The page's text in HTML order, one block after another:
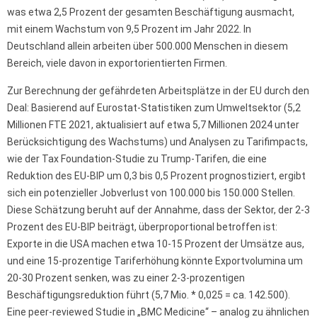
was etwa 2,5 Prozent der gesamten Beschäftigung ausmacht,
mit einem Wachstum von 9,5 Prozent im Jahr 2022. In
Deutschland allein arbeiten über 500.000 Menschen in diesem
Bereich, viele davon in exportorientierten Firmen.
Zur Berechnung der gefährdeten Arbeitsplätze in der EU durch den
Deal: Basierend auf Eurostat-Statistiken zum Umweltsektor (5,2
Millionen FTE 2021, aktualisiert auf etwa 5,7 Millionen 2024 unter
Berücksichtigung des Wachstums) und Analysen zu Tarifimpacts,
wie der Tax Foundation-Studie zu Trump-Tarifen, die eine
Reduktion des EU-BIP um 0,3 bis 0,5 Prozent prognostiziert, ergibt
sich ein potenzieller Jobverlust von 100.000 bis 150.000 Stellen.
Diese Schätzung beruht auf der Annahme, dass der Sektor, der 2-3
Prozent des EU-BIP beiträgt, überproportional betroffen ist:
Exporte in die USA machen etwa 10-15 Prozent der Umsätze aus,
und eine 15-prozentige Tariferhöhung könnte Exportvolumina um
20-30 Prozent senken, was zu einer 2-3-prozentigen
Beschäftigungsreduktion führt (5,7 Mio. * 0,025 = ca. 142.500).
Eine peer-reviewed Studie in „BMC Medicine“ – analog zu ähnlichen